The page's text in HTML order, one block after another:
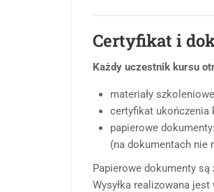
Certyfikat i
Każdy uczestnik kursu
materiały
certyfikat ukończenia
papierowe dokumenty:
(na dokumentach nie
Papierowe dokumenty są
Wysyłka realizowana jest